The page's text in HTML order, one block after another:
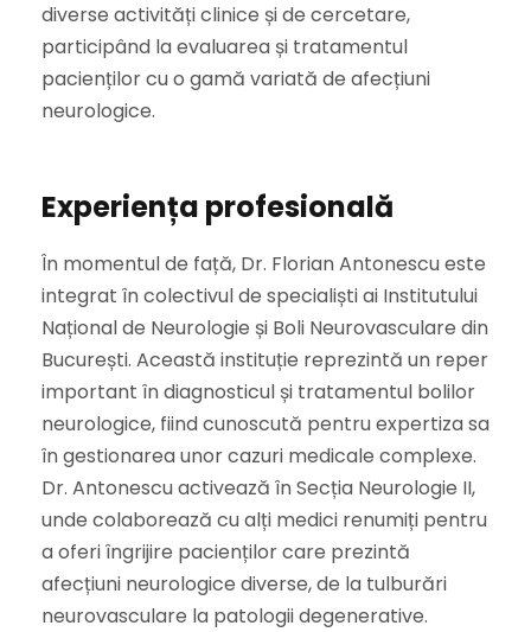
diverse activități clinice și de cercetare,
participând la evaluarea și tratamentul
pacienților cu o gamă variată de afecțiuni
neurologice.
Experiența profesională
În momentul de față, Dr. Florian Antonescu este
integrat în colectivul de specialiști ai Institutului
Național de Neurologie și Boli Neurovasculare din
București. Această instituție reprezintă un reper
important în diagnosticul și tratamentul bolilor
neurologice, fiind cunoscută pentru expertiza sa
în gestionarea unor cazuri medicale complexe.
Dr. Antonescu activează în Secția Neurologie II,
unde colaborează cu alți medici renumiți pentru
a oferi îngrijire pacienților care prezintă
afecțiuni neurologice diverse, de la tulburări
neurovasculare la patologii degenerative.